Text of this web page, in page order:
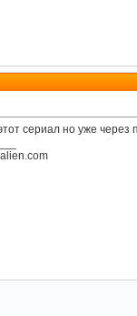
сериал но уже через